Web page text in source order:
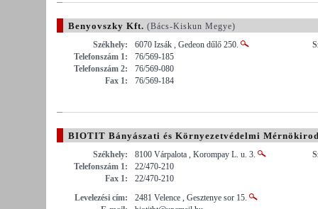
Benyovszky Kft. (Bács-Kiskun Megye)
Székhely:
6070 Izsák , Gedeon dűlő 250.
Telefonszám 1:
76/569-185
Telefonszám 2:
76/569-080
Fax 1:
76/569-184
BIOTIT Bányászati és Környezetvédelmi
Székhely:
8100 Várpalota , Korompay L. u. 3.
Telefonszám 1:
22/470-210
Fax 1:
22/470-210
Levelezési cím:
2481 Velence , Gesztenye sor 15.